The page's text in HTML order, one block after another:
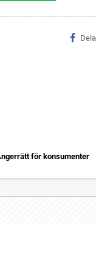
Dela
för konsumenter